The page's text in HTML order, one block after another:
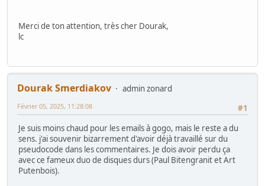
Merci de ton attention, très cher Dourak,
lc
Dourak Smerdiakov
admin zonard
#1
Février 05, 2025, 11:28:08
Je suis moins chaud pour les emails à gogo, mais le reste a du
sens. j'ai souvenir bizarrement d'avoir déjà travaillé sur du
pseudocode dans les commentaires. Je dois avoir perdu ça
avec ce fameux duo de disques durs (Paul Bitengranit et Art
Putenbois).